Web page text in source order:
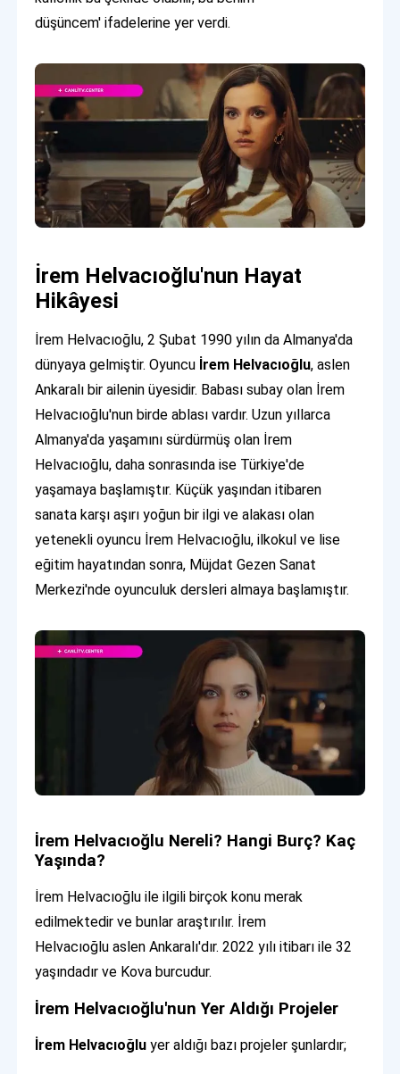
düşüncem' ifadelerine yer verdi.
İrem Helvacıoğlu'nun Hayat
Hikâyesi
İrem Helvacıoğlu, 2 Şubat 1990 yılın da Almanya'da
dünyaya gelmiştir. Oyuncu İrem Helvacıoğlu, aslen
Ankaralı bir ailenin üyesidir. Babası subay olan İrem
Helvacıoğlu'nun birde ablası vardır. Uzun yıllarca
Almanya'da yaşamını sürdürmüş olan İrem
Helvacıoğlu, daha sonrasında ise Türkiye'de
yaşamaya başlamıştır. Küçük yaşından itibaren
sanata karşı aşırı yoğun bir ilgi ve alakası olan
yetenekli oyuncu İrem Helvacıoğlu, ilkokul ve lise
eğitim hayatından sonra, Müjdat Gezen Sanat
Merkezi'nde oyunculuk dersleri almaya başlamıştır.
İrem Helvacıoğlu Nereli? Hangi Burç? Kaç
Yaşında?
İrem Helvacıoğlu ile ilgili birçok konu merak
edilmektedir ve bunlar araştırılır. İrem
Helvacıoğlu aslen Ankaralı'dır. 2022 yılı itibarı ile 32
yaşındadır ve Kova burcudur.
İrem Helvacıoğlu'nun Yer Aldığı Projeler
İrem Helvacıoğlu yer aldığı bazı projeler şunlardır;